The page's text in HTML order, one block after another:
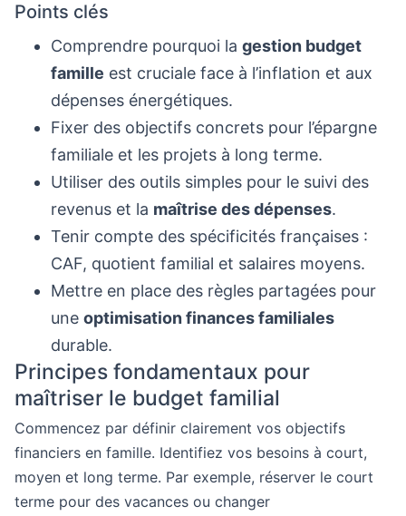
Points clés
Comprendre pourquoi la gestion budget
famille est cruciale face à l’inflation et aux
dépenses énergétiques.
Fixer des objectifs concrets pour l’épargne
familiale et les projets à long terme.
Utiliser des outils simples pour le suivi des
revenus et la maîtrise des dépenses.
Tenir compte des spécificités françaises :
CAF, quotient familial et salaires moyens.
Mettre en place des règles partagées pour
une optimisation finances familiales
durable.
Principes fondamentaux pour
maîtriser le budget familial
Commencez par définir clairement vos objectifs
financiers en famille. Identifiez vos besoins à court,
moyen et long terme. Par exemple, réserver le court
terme pour des vacances ou changer